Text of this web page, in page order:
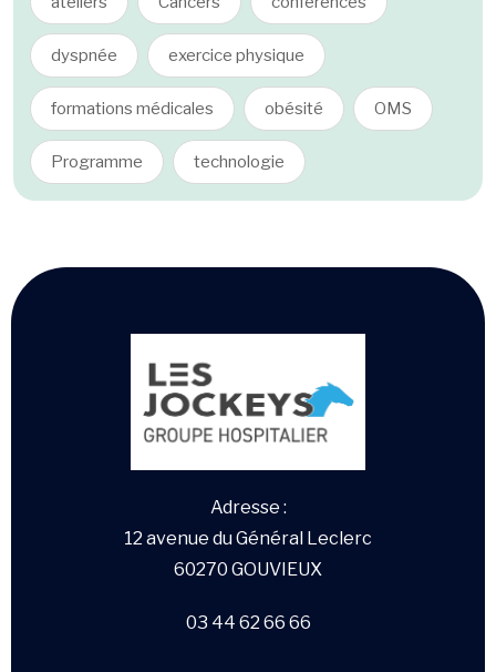
dyspnée exercice physique
formations médicales obésité OMS
Programme technologie
Adresse :
12 avenue du Général Leclerc
60270 GOUVIEUX
03 44 62 66 66